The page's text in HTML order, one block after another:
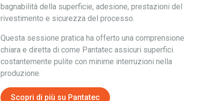
bagnabilità della superficie, adesione, prestazioni del
rivestimento e sicurezza del processo.
Questa sessione pratica ha offerto una comprensione
chiara e diretta di come Pantatec assicuri superfici
costantemente pulite con minime interruzioni nella
produzione.
Scopri di più su Pantatec